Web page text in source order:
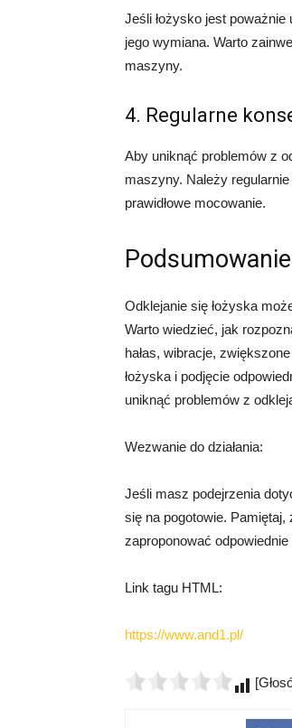
Jeśli łożysko jest
jego wymiana. Warto
maszyny.
4. Regularne
Aby uniknąć problemów z
maszyny. Należy
prawidłowe mocowanie.
Podsumowanie
Odklejanie się łożyska
Warto wiedzieć, jak
hałas, wibracje,
łożyska i podjęcie
uniknąć problemów z
Wezwanie do działania:
Jeśli masz podejrzenia
się na pogotowie. Pamiętaj,
zaproponować
Link tagu HTML:
https://www.and1.pl/